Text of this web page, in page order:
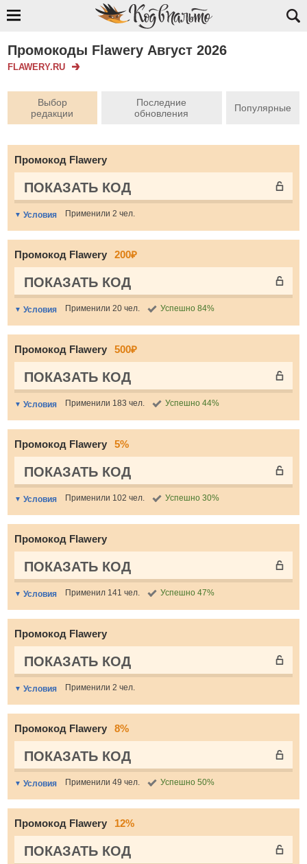
Промокоды Flawery Август 2026
FLAWERY.RU
Выбор
редакции
Последние
обновления
Популярные
Промокод Flawery
ПОКАЗАТЬ КОД
Условия Применили 2 чел.
Промокод Flawery 200₽
ПОКАЗАТЬ КОД
Условия Применили 20 чел. Успешно 84%
Промокод Flawery 500₽
ПОКАЗАТЬ КОД
Условия Применили 183 чел. Успешно 44%
Промокод Flawery 5%
ПОКАЗАТЬ КОД
Условия Применили 102 чел. Успешно 30%
Промокод Flawery
ПОКАЗАТЬ КОД
Условия Применил 141 чел. Успешно 47%
Промокод Flawery
ПОКАЗАТЬ КОД
Условия Применили 2 чел.
Промокод Flawery 8%
ПОКАЗАТЬ КОД
Условия Применили 49 чел. Успешно 50%
Промокод Flawery 12%
ПОКАЗАТЬ КОД